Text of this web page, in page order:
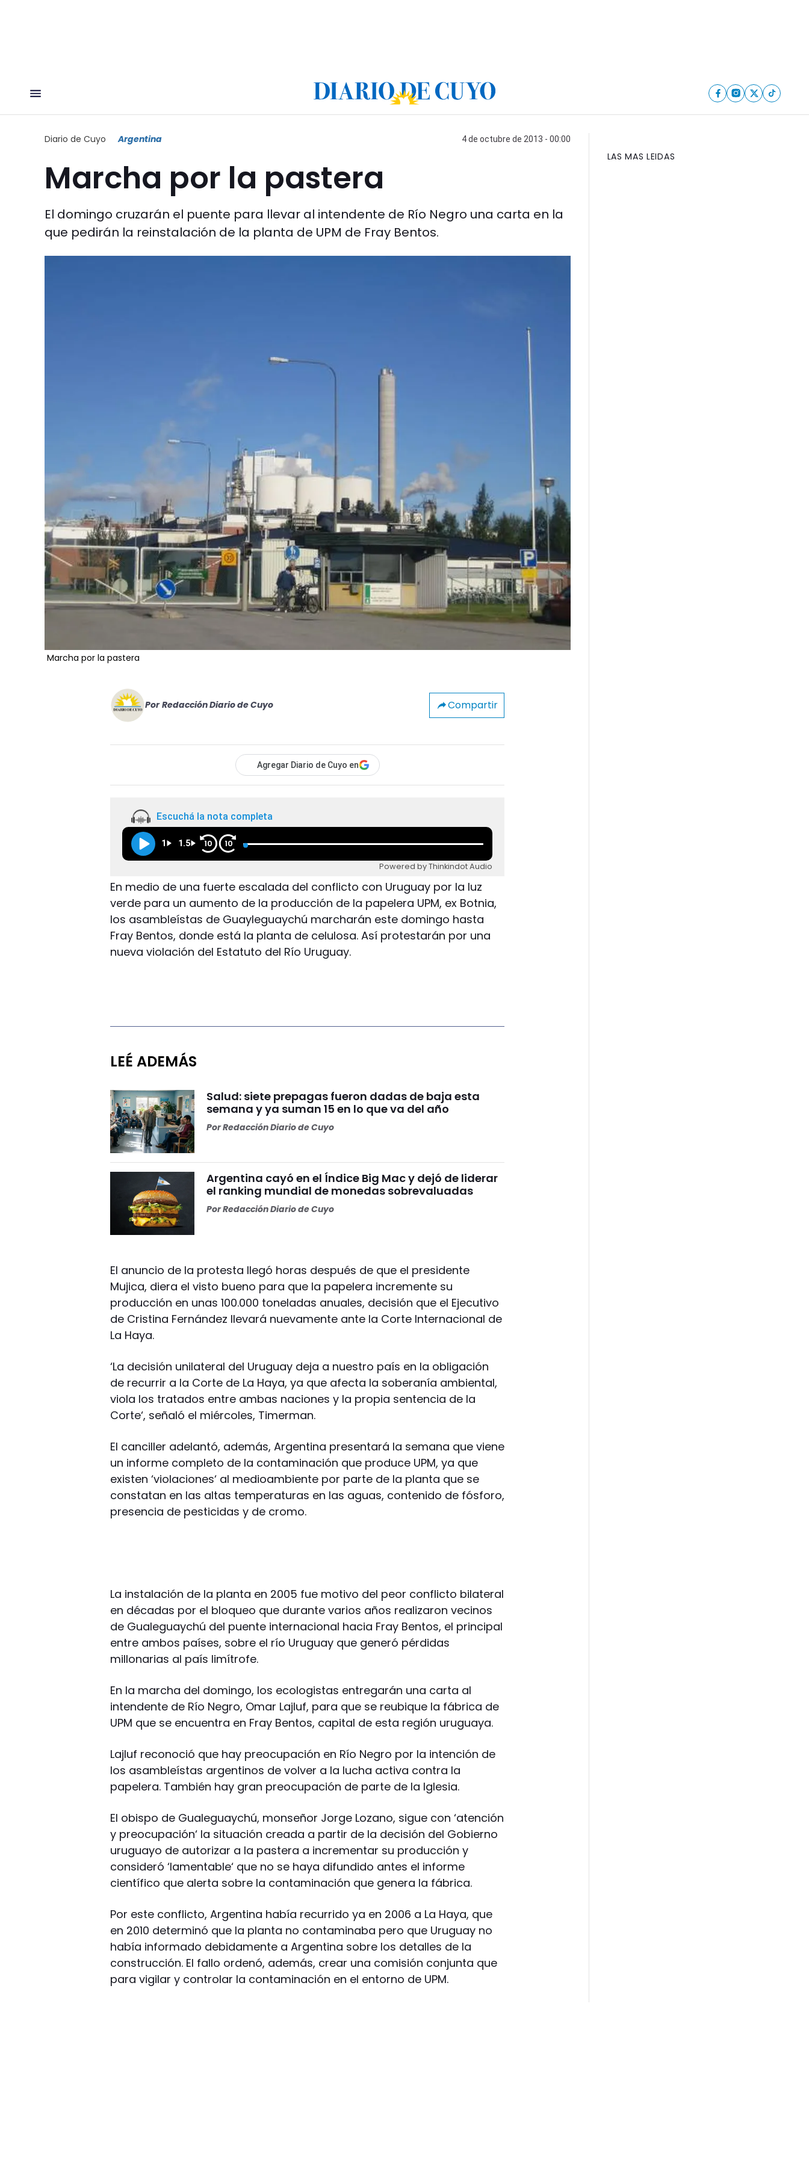
Diario de Cuyo Argentina 4 de octubre de 2013 - 00:00
Marcha por la pastera
El domingo cruzarán el puente para llevar al intendente de Río Negro una carta en la
que pedirán la reinstalación de la planta de UPM de Fray Bentos.
Marcha por la pastera
Por Redacción Diario de Cuyo Compartir
Agregar Diario de Cuyo en
Escuchá la nota completa
1 1.5 10 10
Powered by Thinkindot Audio
En medio de una fuerte escalada del conflicto con Uruguay por la luz
verde para un aumento de la producción de la papelera UPM, ex Botnia,
los asambleístas de Guayleguaychú marcharán este domingo hasta
Fray Bentos, donde está la planta de celulosa. Así protestarán por una
nueva violación del Estatuto del Río Uruguay.
LEÉ ADEMÁS
Salud: siete prepagas fueron dadas de baja esta
semana y ya suman 15 en lo que va del año
PorRedacción Diario de Cuyo
Argentina cayó en el Índice Big Mac y dejó de liderar
el ranking mundial de monedas sobrevaluadas
PorRedacción Diario de Cuyo
El anuncio de la protesta llegó horas después de que el presidente
Mujica, diera el visto bueno para que la papelera incremente su
producción en unas 100.000 toneladas anuales, decisión que el Ejecutivo
de Cristina Fernández llevará nuevamente ante la Corte Internacional de
La Haya.
‘La decisión unilateral del Uruguay deja a nuestro país en la obligación
de recurrir a la Corte de La Haya, ya que afecta la soberanía ambiental,
viola los tratados entre ambas naciones y la propia sentencia de la
Corte‘, señaló el miércoles, Timerman.
El canciller adelantó, además, Argentina presentará la semana que viene
un informe completo de la contaminación que produce UPM, ya que
existen ‘violaciones‘ al medioambiente por parte de la planta que se
constatan en las altas temperaturas en las aguas, contenido de fósforo,
presencia de pesticidas y de cromo.
La instalación de la planta en 2005 fue motivo del peor conflicto bilateral
en décadas por el bloqueo que durante varios años realizaron vecinos
de Gualeguaychú del puente internacional hacia Fray Bentos, el principal
entre ambos países, sobre el río Uruguay que generó pérdidas
millonarias al país limítrofe.
En la marcha del domingo, los ecologistas entregarán una carta al
intendente de Río Negro, Omar Lajluf, para que se reubique la fábrica de
UPM que se encuentra en Fray Bentos, capital de esta región uruguaya.
Lajluf reconoció que hay preocupación en Río Negro por la intención de
los asambleístas argentinos de volver a la lucha activa contra la
papelera. También hay gran preocupación de parte de la Iglesia.
El obispo de Gualeguaychú, monseñor Jorge Lozano, sigue con ‘atención
y preocupación‘ la situación creada a partir de la decisión del Gobierno
uruguayo de autorizar a la pastera a incrementar su producción y
consideró ‘lamentable‘ que no se haya difundido antes el informe
científico que alerta sobre la contaminación que genera la fábrica.
Por este conflicto, Argentina había recurrido ya en 2006 a La Haya, que
en 2010 determinó que la planta no contaminaba pero que Uruguay no
había informado debidamente a Argentina sobre los detalles de la
construcción. El fallo ordenó, además, crear una comisión conjunta que
para vigilar y controlar la contaminación en el entorno de UPM.
LAS MAS LEIDAS